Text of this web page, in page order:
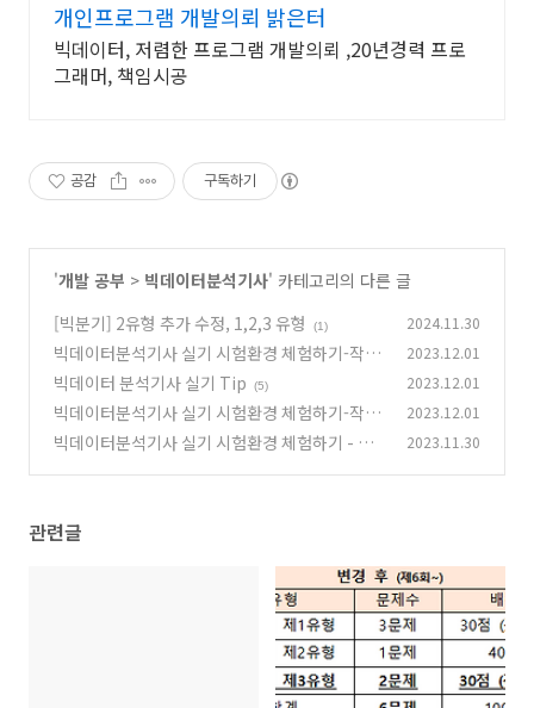
개인프로그램 개발의뢰 밝은터
빅데이터, 저렴한 프로그램 개발의뢰 ,20년경력 프로
그래머, 책임시공
공감 구독하기
'개발 공부 > 빅데이터분석기사' 카테고리의 다른 글
[빅분기] 2유형 추가 수정, 1,2,3 유형
(1) 2024.11.30
빅데이터분석기사 실기 시험환경 체험하기-작업
형 3유형
(0)
2023.12.01
빅데이터 분석기사 실기 Tip (5) 2023.12.01
빅데이터분석기사 실기 시험환경 체험하기-작업
형 2유형 (0)
2023.12.01
빅데이터분석기사 실기 시험환경 체험하기 - 작
2023.11.30
관련글